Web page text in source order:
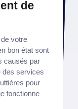
de
votre
bon état sont
causés par
des services
pour
fonctionne